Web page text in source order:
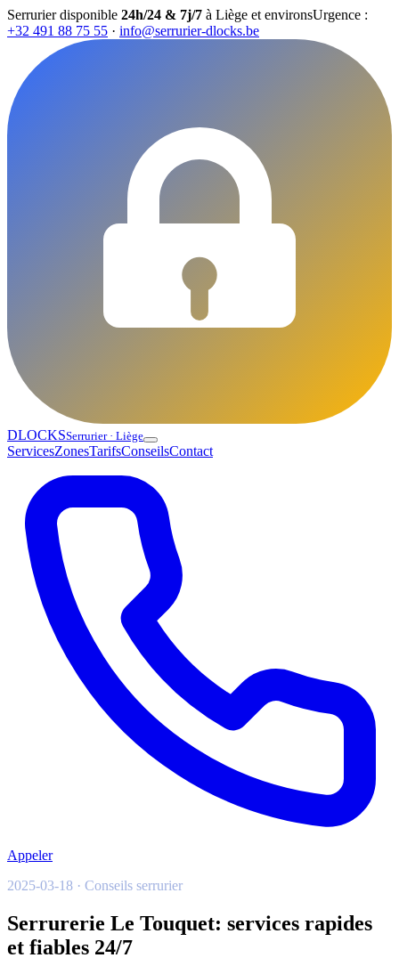
Serrurier disponible 24h/24 & 7j/7 à Liège et environsUrgence :
+32 491 88 75 55 · info@serrurier-dlocks.be
DLOCKSSerrurier · Liège
ServicesZonesTarifsConseilsContact
Appeler
2025-03-18 · Conseils serrurier
Serrurerie Le Touquet: services rapides
et fiables 24/7